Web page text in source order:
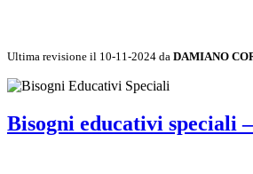
Ultima revisione il 10-11-2024 da DAMIANO
Bisogni educativi speciali